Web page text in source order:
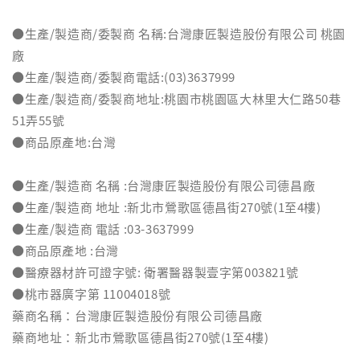
●生產/製造商/委製商 名稱:台灣康匠製造股份有限公司 桃園
廠
●生產/製造商/委製商電話:(03)3637999
●生產/製造商/委製商地址:桃園市桃園區大林里大仁路50巷
51弄55號
●商品原產地:台灣
●生產/製造商 名稱 :台灣康匠製造股份有限公司德昌廠
●生產/製造商 地址 :新北市鶯歌區德昌街270號(1至4樓)
●生產/製造商 電話 :03-3637999
●商品原產地 :台灣
●醫療器材許可證字號: 衛署醫器製壹字第003821號
●桃市器廣字第 11004018號
藥商名稱：台灣康匠製造股份有限公司德昌廠
藥商地址：新北市鶯歌區德昌街270號(1至4樓)